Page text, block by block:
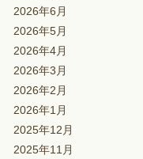
2026年6月
2026年5月
2026年4月
2026年3月
2026年2月
2026年1月
2025年12月
2025年11月